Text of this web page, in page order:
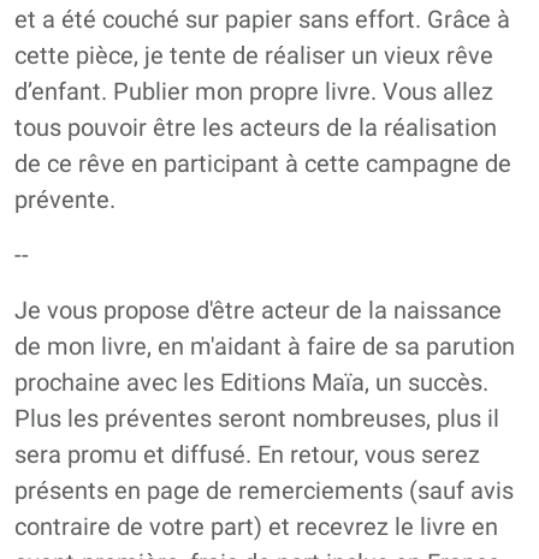
et a été couché sur papier sans effort. Grâce à
cette pièce, je tente de réaliser un vieux rêve
d’enfant. Publier mon propre livre. Vous allez
tous pouvoir être les acteurs de la réalisation
de ce rêve en participant à cette campagne de
prévente.
--
Je vous propose d'être acteur de la naissance
de mon livre, en m'aidant à faire de sa parution
prochaine avec les Editions Maïa, un succès.
Plus les préventes seront nombreuses, plus il
sera promu et diffusé. En retour, vous serez
présents en page de remerciements (sauf avis
contraire de votre part) et recevrez le livre en